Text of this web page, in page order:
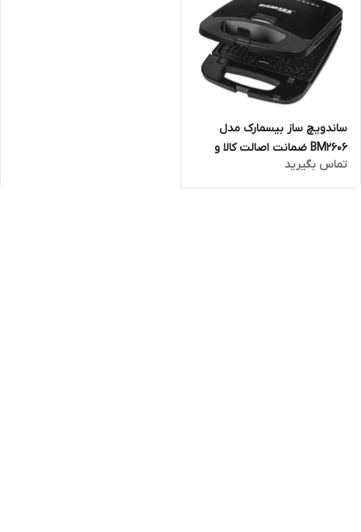
ساندویچ ساز بیسمارک مدل
BM2606 ضمانت اصالت کالا و
ماهه مارکو تجارت
تماس بگیرید